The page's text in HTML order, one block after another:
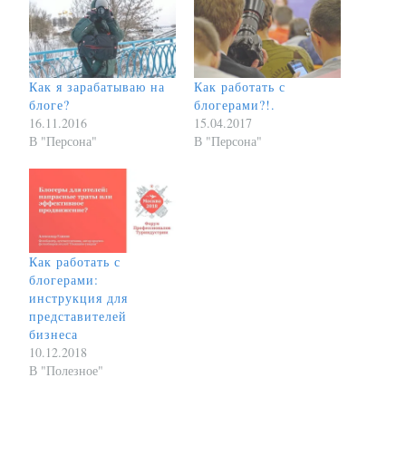
Как я зарабатываю на
блоге?
16.11.2016
В "Персона"
Как работать с
блогерами?!.
15.04.2017
В "Персона"
Как работать с
блогерами:
инструкция для
представителей
бизнеса
10.12.2018
В "Полезное"